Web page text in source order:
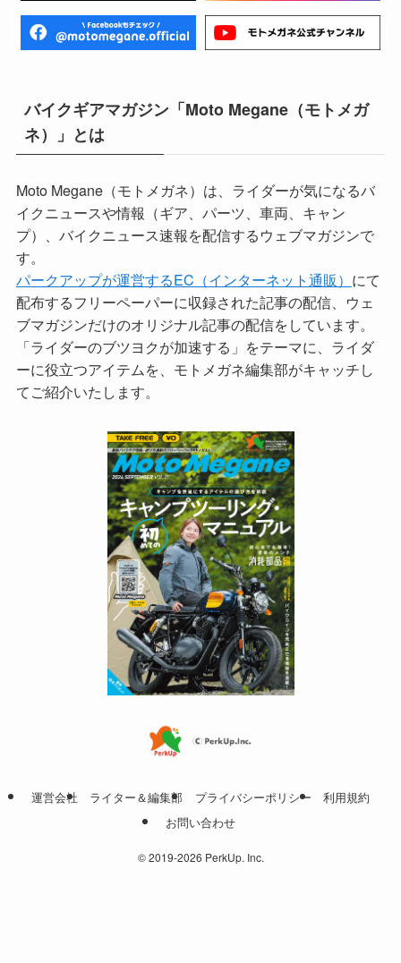
バイクギアマガジン「Moto Megane（モトメガ
ネ）」とは
Moto Megane（モトメガネ）は、ライダーが気になるバ
イクニュースや情報（ギア、パーツ、車両、キャン
プ）、バイクニュース速報を配信するウェブマガジンで
す。
パークアップが運営するEC（インターネット通販） にて
配布するフリーペーパーに収録された記事の配信、ウェ
ブマガジンだけのオリジナル記事の配信をしています。
「ライダーのブツヨクが加速する」をテーマに、ライダ
ーに役立つアイテムを、モトメガネ編集部がキャッチし
てご紹介いたします。
運営会社 ライター＆編集部 プライバシーポリシー
利用規約
お問い合わせ
©2019-2026 PerkUp. Inc.